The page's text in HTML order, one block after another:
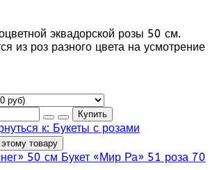
эквадорской розы 50 см.
из роз разного цвета на усмотрение
к: Букеты с розами
товару
50 см Букет «Мир Ра» 51 роза 70